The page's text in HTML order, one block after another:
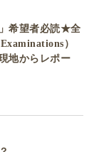
希望者必読★全
）
地からレポー